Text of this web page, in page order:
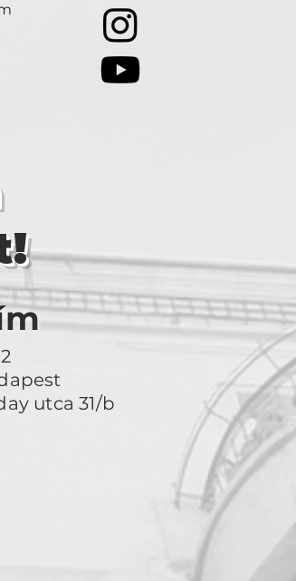
utca 31/b